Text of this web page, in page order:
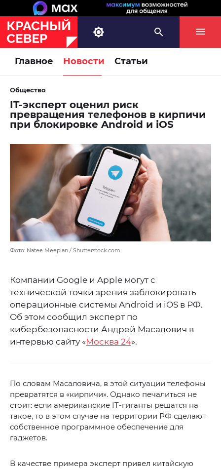
Главное Новости Статьи
Общество
IT-эксперт оценил риск
превращения телефонов в кирпичи
при блокировке Android и iOS
Фото: Natee Meepian / Shutterstock.com
Компании Google и Apple могут с
технической точки зрения заблокировать
операционные системы Android и iOS в РФ.
Об этом сообщил эксперт по
кибербезопасности Андрей Масалович в
интервью сайту «Москва 24».
По словам Масаловича, в этой ситуации телефоны
превратятся в «кирпичи». Однако печалиться не
стоит: если американские IT-гиганты решатся на
такое, то в этом случае на территории РФ сделают
собственное программное обеспечение для
гаджетов.
В качестве примера эксперт привел китайскую